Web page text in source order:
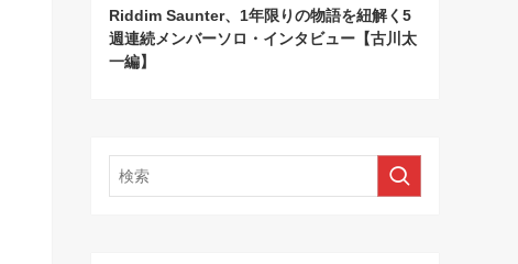
Riddim Saunter、1年限りの物語を紐解く5
週連続メンバーソロ・インタビュー【古川太
一編】